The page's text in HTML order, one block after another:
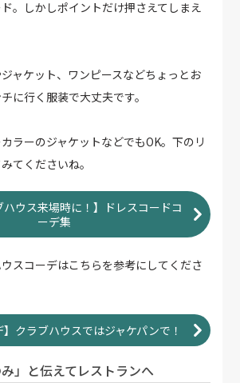
。しかしポイントだけ押さえてしまえ
ャケット、ワンピースなどちょっとお
に行く服装で大丈夫です。
ラーのジャケットなどでもOK。下のリ
てくださいね。
ハウス来場時に！】ドレスコードコ
ーデ集
スコーデはこちらを参考にしてくださ
】クラブハウスではジャケパンで！
」と伝えてレストランへ